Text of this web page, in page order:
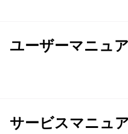
ユーザーマニュ
サービスマニュ